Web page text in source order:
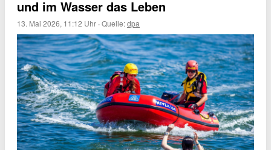
und im Wasser das Leben
13. Mai 2026, 11:12 Uhr ·Quelle:dpa